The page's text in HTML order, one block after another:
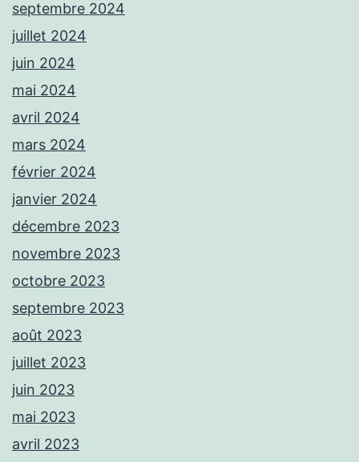
septembre 2024
juillet 2024
juin 2024
mai 2024
avril 2024
mars 2024
février 2024
janvier 2024
décembre 2023
novembre 2023
octobre 2023
septembre 2023
août 2023
juillet 2023
juin 2023
mai 2023
avril 2023